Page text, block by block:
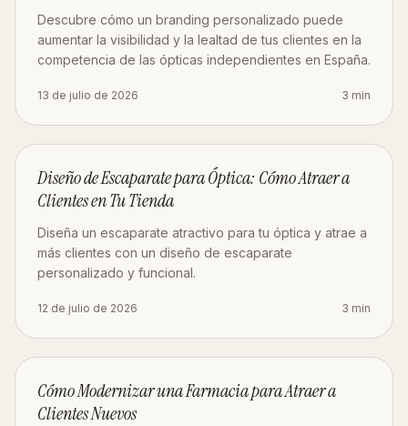
Descubre cómo un branding personalizado puede
aumentar la visibilidad y la lealtad de tus clientes en la
competencia de las ópticas independientes en España.
13 de julio de 2026 3 min
Diseño de Escaparate para Óptica: Cómo Atraer a
Clientes en Tu Tienda
Diseña un escaparate atractivo para tu óptica y atrae a
más clientes con un diseño de escaparate
personalizado y funcional.
12 de julio de 2026 3 min
Cómo Modernizar una Farmacia para Atraer a
Clientes Nuevos